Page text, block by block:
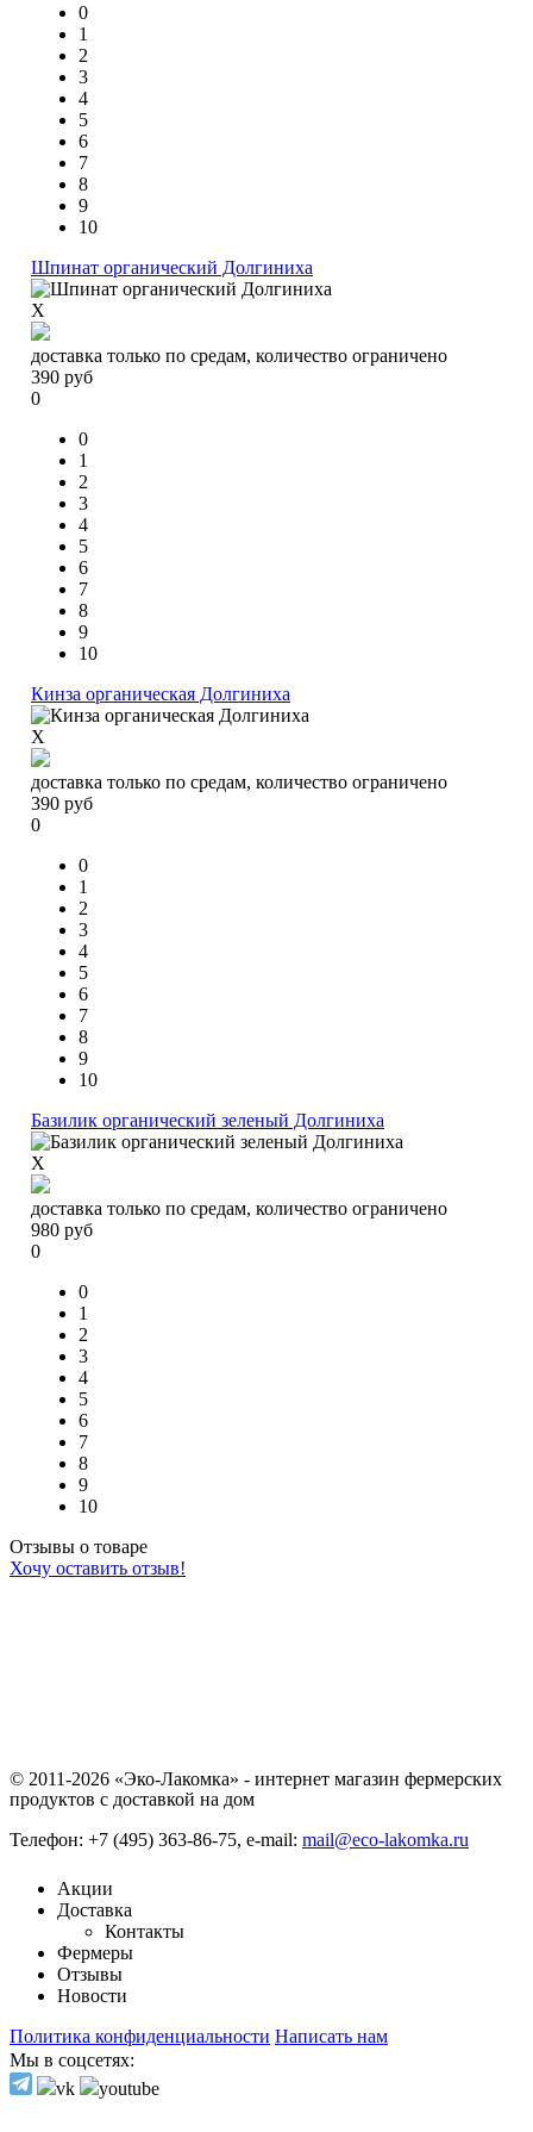
0
1
2
3
4
5
6
7
8
9
10
Шпинат органический Долгиниха
X
доставка только по средам, количество ограничено
390 руб
0
0
1
2
3
4
5
6
7
8
9
10
Кинза органическая Долгиниха
X
доставка только по средам, количество ограничено
390 руб
0
0
1
2
3
4
5
6
7
8
9
10
Базилик органический зеленый Долгиниха
X
доставка только по средам, количество ограничено
980 руб
0
0
1
2
3
4
5
6
7
8
9
10
Отзывы о товаре
Хочу оставить отзыв!
© 2011-2026 «Эко-Лакомка» - интернет магазин фермерских
продуктов с доставкой на дом
Телефон: +7 (495) 363-86-75, e-mail: mail@eco-lakomka.ru
Акции
Доставка
Контакты
Фермеры
Отзывы
Новости
Политика конфиденциальности Написать нам
Мы в соцсетях: